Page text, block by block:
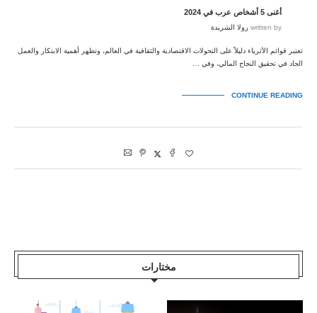
أغنى 5 أشخاص عرب في 2024
written by رولا الشريدة
تعتبر قوائم الأثرياء دليلاً على التحولات الاقتصادية والثقافية في العالم، وتظهر أهمية الابتكار والعمل
الجاد في تحقيق النجاح المالي، وفي …
CONTINUE READING
مختارات